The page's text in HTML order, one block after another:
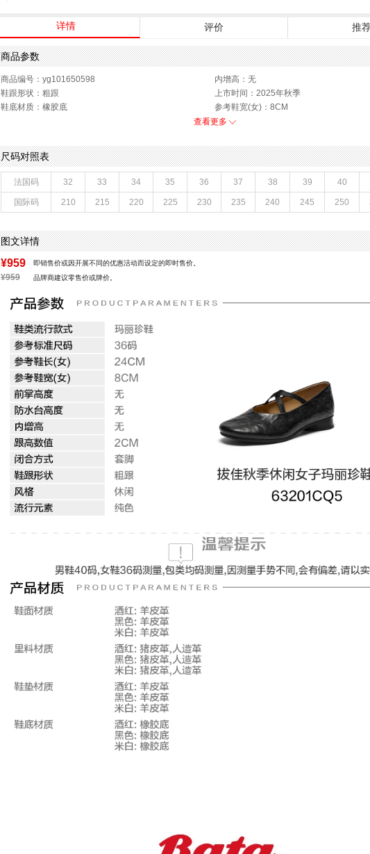
详情 评价 推
商品参数
商品编号：yg101650598
内增高：无
鞋跟形状：粗跟
上市时间：2025年秋季
鞋底材质：橡胶底
参考鞋宽(女)：8CM
鞋类流行款式：玛丽珍鞋
前掌高度：无
款式季节：秋季
配跟：无
鞋垫材质：羊皮革
鞋头款式：圆头
鞋面材质：羊皮革
鞋面图案：纯色
参考鞋长(女)：24CM
制鞋工艺：胶贴皮鞋
跟高数值：2CM
里料材质：猪皮革,人造革
防水台高度：无
风格：休闲
查看更多
尺码对照表
法国码 32 33 34 35 36 37 38 39 40
国际码 210 215 220 225 230 235 240 245 250
图文详情
¥959 即销售价或因开展不同的优惠活动而设定的即时售价。
¥959 品牌商建议零售价或牌价。